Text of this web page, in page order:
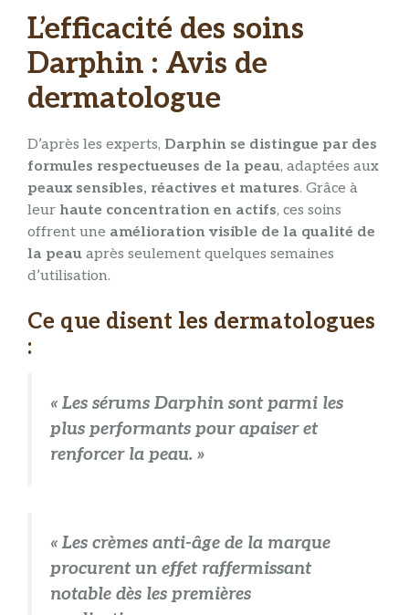
L’efficacité des soins
Darphin : Avis de
dermatologue
D’après les experts, Darphin se distingue par des
formules respectueuses de la peau, adaptées aux
peaux sensibles, réactives et matures. Grâce à
leur haute concentration en actifs, ces soins
offrent une amélioration visible de la qualité de
la peau après seulement quelques semaines
d’utilisation.
Ce que disent les dermatologues
:
« Les sérums Darphin sont parmi les
plus performants pour apaiser et
renforcer la peau. »
« Les crèmes anti-âge de la marque
procurent un effet raffermissant
notable dès les premières